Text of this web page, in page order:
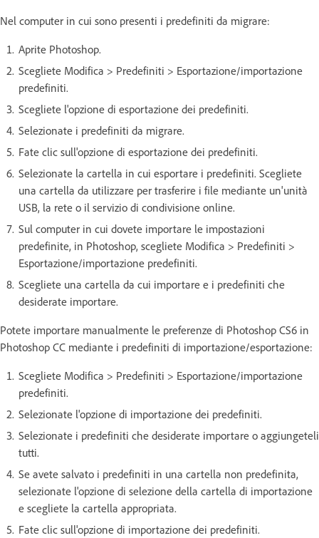
Nel computer in cui sono presenti i predefiniti da migrare:
Aprite Photoshop.
Scegliete Modifica > Predefiniti > Esportazione/importazione
predefiniti.
Scegliete l'opzione di esportazione dei predefiniti.
Selezionate i predefiniti da migrare.
Fate clic sull'opzione di esportazione dei predefiniti.
Selezionate la cartella in cui esportare i predefiniti. Scegliete
una cartella da utilizzare per trasferire i file mediante un'unità
USB, la rete o il servizio di condivisione online.
Sul computer in cui dovete importare le impostazioni
predefinite, in Photoshop, scegliete Modifica > Predefiniti >
Esportazione/importazione predefiniti.
Scegliete una cartella da cui importare e i predefiniti che
desiderate importare.
Potete importare manualmente le preferenze di Photoshop CS6 in
Photoshop CC mediante i predefiniti di importazione/esportazione:
Scegliete Modifica > Predefiniti > Esportazione/importazione
predefiniti.
Selezionate l'opzione di importazione dei predefiniti.
Selezionate i predefiniti che desiderate importare o aggiungeteli
tutti.
Se avete salvato i predefiniti in una cartella non predefinita,
selezionate l'opzione di selezione della cartella di importazione
e scegliete la cartella appropriata.
Fate clic sull'opzione di importazione dei predefiniti.